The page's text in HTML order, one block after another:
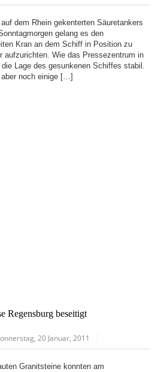
dem Rhein gekenterten Säuretankers
gelang es den
Kran an dem Schiff in Position zu
aufzurichten. Wie das Pressezentrum in
Lage des gesunkenen Schiffes stabil.
aber noch einige […]
Regensburg beseitigt
20 Januar, 2011
Granitsteine konnten am